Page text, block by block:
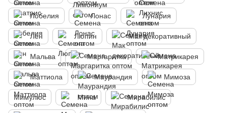
Лобелия Лонас Лунария
Лен Люпин Мак декоративный
Мальва Маргаритка Матрикарея
Маттиола Маурандия Мимоза
Мимулюс Мина Мирабилис